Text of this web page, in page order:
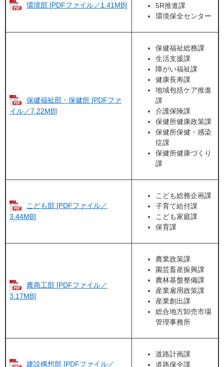
環境部 [PDFファイル／1.41MB]
5R推進課
環境保全センター
保健福祉部・保健所 [PDFファ
イル／7.22MB]
保健福祉総務課
生活支援課
障がい福祉課
健康長寿課
地域包括ケア推進
課
介護保険課
保健所健康政策課
保健所保健・感染
症課
保健所健康づくり
課
こども部 [PDFファイル／
3.44MB]
こども総務企画課
子育て給付課
こども家庭課
保育課
農商工部 [PDFファイル／
3.17MB]
農業政策課
園芸畜産振興課
農林基盤整備課
産業雇用政策課
産業創出課
総合地方卸売市場
管理事務所
建設構想部 [PDFファイル／
道路計画課
道路保全課